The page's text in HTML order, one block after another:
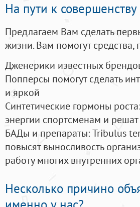
На пути к
Предлагаем Вам сделать
жизни. Вам помогут
Дженерики известных
Попперсы помогут сделать
и яркой
Синтетические гормоны роста
энергии спортсменам и
БАДы и препараты:Tribulus
повысят выносливость
работу многих внутренних
Несколько причино